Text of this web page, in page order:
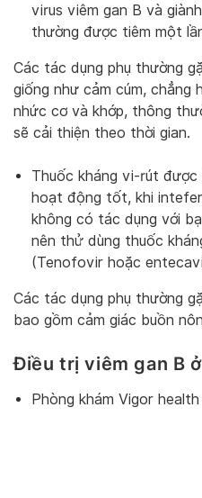
virus viêm gan B và
thường được tiêm một
Các tác dụng phụ thường
giống như cảm cúm, chẳng
nhức cơ và khớp, thông
sẽ cải thiện theo thời gian.
Thuốc kháng vi-rút được
hoạt động tốt, khi
không có tác dụng với
nên thử dùng thuốc
(Tenofovir hoặc
Các tác dụng phụ thường
bao gồm cảm giác buồn
Điều trị viêm gan B
Phòng khám Vigor health